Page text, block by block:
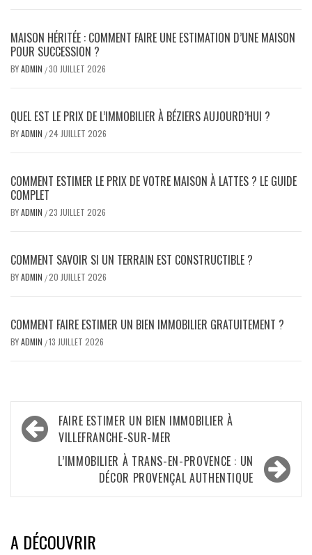
MAISON HÉRITÉE : COMMENT FAIRE UNE ESTIMATION D’UNE MAISON
POUR SUCCESSION ?
BYADMIN /30 JUILLET 2026
QUEL EST LE PRIX DE L’IMMOBILIER À BÉZIERS AUJOURD’HUI ?
BYADMIN /24 JUILLET 2026
COMMENT ESTIMER LE PRIX DE VOTRE MAISON À LATTES ? LE GUIDE
COMPLET
BYADMIN /23 JUILLET 2026
COMMENT SAVOIR SI UN TERRAIN EST CONSTRUCTIBLE ?
BYADMIN /20 JUILLET 2026
COMMENT FAIRE ESTIMER UN BIEN IMMOBILIER GRATUITEMENT ?
BYADMIN /13 JUILLET 2026
Navigation
de
l’article
FAIRE ESTIMER UN BIEN IMMOBILIER À
VILLEFRANCHE-SUR-MER
L’IMMOBILIER À TRANS-EN-PROVENCE : UN
DÉCOR PROVENÇAL AUTHENTIQUE
A DÉCOUVRIR